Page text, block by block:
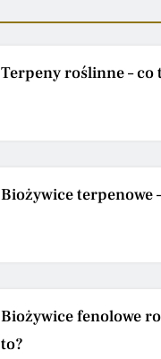
Terpeny roślinne – co
Biożywice terpenowe
Biożywice fenolowe
to?